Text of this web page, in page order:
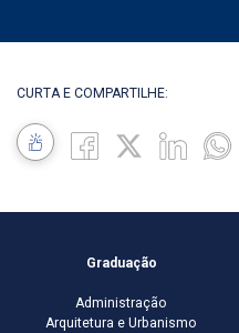
CURTA E COMPARTILHE:
Graduação
Administração
Arquitetura e Urbanismo